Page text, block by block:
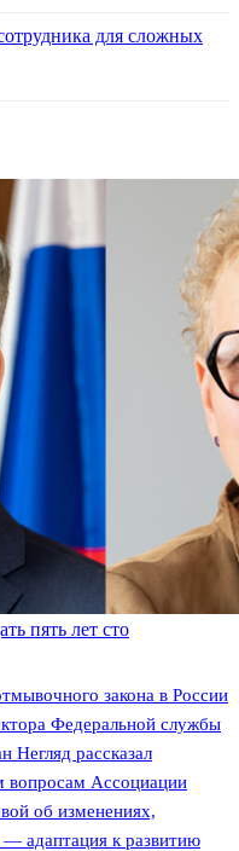
для сложных
пять лет сто
закона в России
Федеральной службы
Негляд рассказал
вопросам Ассоциации
об изменениях,
адаптация к развитию